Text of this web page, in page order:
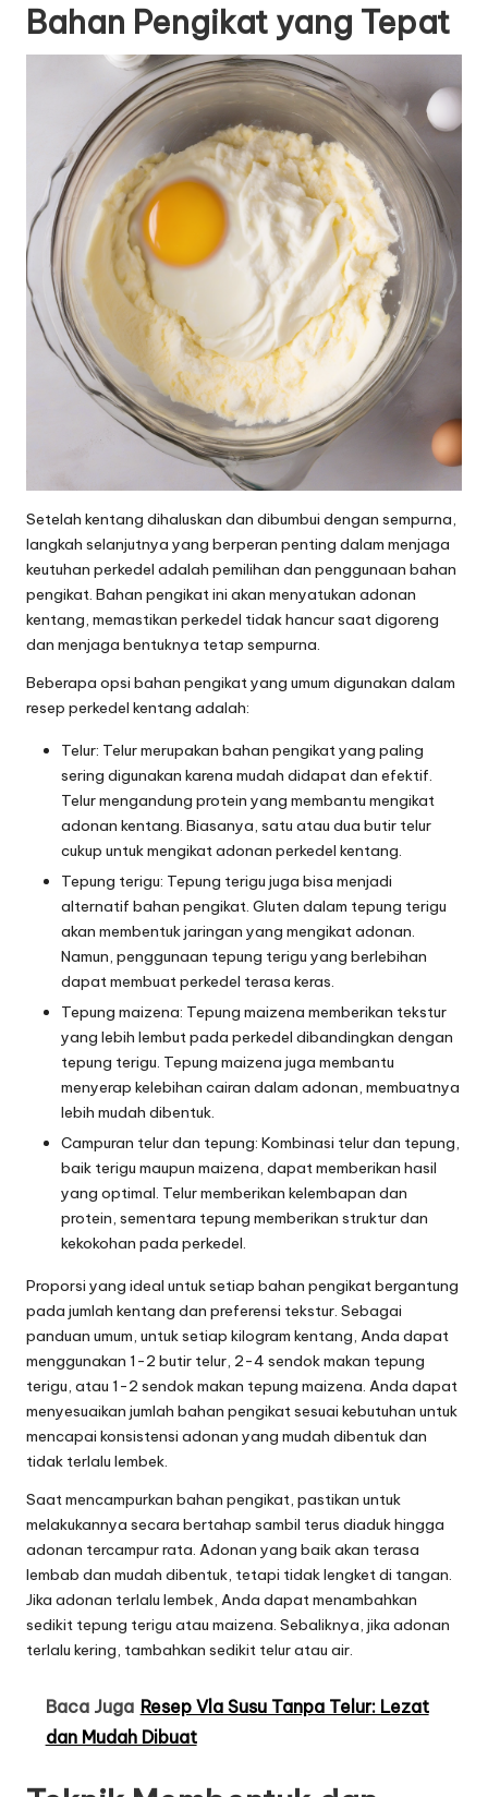
Bahan Pengikat yang Tepat
Setelah kentang dihaluskan dan dibumbui dengan sempurna,
langkah selanjutnya yang berperan penting dalam menjaga
keutuhan perkedel adalah pemilihan dan penggunaan bahan
pengikat. Bahan pengikat ini akan menyatukan adonan
kentang, memastikan perkedel tidak hancur saat digoreng
dan menjaga bentuknya tetap sempurna.
Beberapa opsi bahan pengikat yang umum digunakan dalam
resep perkedel kentang adalah:
Telur: Telur merupakan bahan pengikat yang paling
sering digunakan karena mudah didapat dan efektif.
Telur mengandung protein yang membantu mengikat
adonan kentang. Biasanya, satu atau dua butir telur
cukup untuk mengikat adonan perkedel kentang.
Tepung terigu: Tepung terigu juga bisa menjadi
alternatif bahan pengikat. Gluten dalam tepung terigu
akan membentuk jaringan yang mengikat adonan.
Namun, penggunaan tepung terigu yang berlebihan
dapat membuat perkedel terasa keras.
Tepung maizena: Tepung maizena memberikan tekstur
yang lebih lembut pada perkedel dibandingkan dengan
tepung terigu. Tepung maizena juga membantu
menyerap kelebihan cairan dalam adonan, membuatnya
lebih mudah dibentuk.
Campuran telur dan tepung: Kombinasi telur dan tepung,
baik terigu maupun maizena, dapat memberikan hasil
yang optimal. Telur memberikan kelembapan dan
protein, sementara tepung memberikan struktur dan
kekokohan pada perkedel.
Proporsi yang ideal untuk setiap bahan pengikat bergantung
pada jumlah kentang dan preferensi tekstur. Sebagai
panduan umum, untuk setiap kilogram kentang, Anda dapat
menggunakan 1-2 butir telur, 2-4 sendok makan tepung
terigu, atau 1-2 sendok makan tepung maizena. Anda dapat
menyesuaikan jumlah bahan pengikat sesuai kebutuhan untuk
mencapai konsistensi adonan yang mudah dibentuk dan
tidak terlalu lembek.
Saat mencampurkan bahan pengikat, pastikan untuk
melakukannya secara bertahap sambil terus diaduk hingga
adonan tercampur rata. Adonan yang baik akan terasa
lembab dan mudah dibentuk, tetapi tidak lengket di tangan.
Jika adonan terlalu lembek, Anda dapat menambahkan
sedikit tepung terigu atau maizena. Sebaliknya, jika adonan
terlalu kering, tambahkan sedikit telur atau air.
Baca Juga Resep Vla Susu Tanpa Telur: Lezat
dan Mudah Dibuat